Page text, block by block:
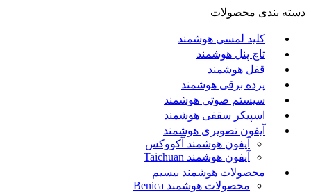
دسته بندی محصولات
کلید لمسی هوشمند
تاچ پنل هوشمند
قفل هوشمند
پرده برقی هوشمند
سیستم صوتی هوشمند
اسپیکر سقفی هوشمند
آیفون تصویری هوشمند
آيفون هوشمند آکووکس
آیفون هوشمند Taichuan
محصولات هوشمند بیسیم
محصولات هوشمند Benica